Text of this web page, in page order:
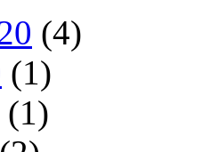
(4)
(1)
(1)